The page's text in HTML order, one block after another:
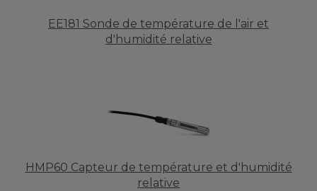
EE181 Sonde de température de l'air et
d'humidité relative
HMP60 Capteur de température et d'humidité
relative